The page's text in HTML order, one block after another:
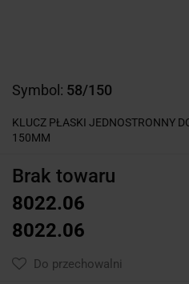
Symbol: 58/150
KLUCZ PŁASKI JEDNOSTRONNY
150MM
Brak towaru
8022.06
8022.06
Do przechowalni